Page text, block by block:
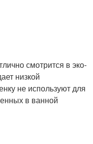
смотрится в эко-
низкой
не используют для
в ванной